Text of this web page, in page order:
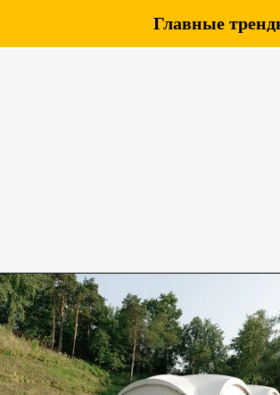
Главные